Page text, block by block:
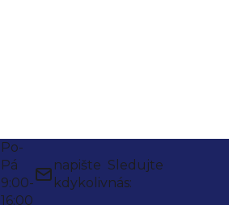
Po-
Pá
9:00-
16:00
napište
kdykoliv
Sledujte
nás: